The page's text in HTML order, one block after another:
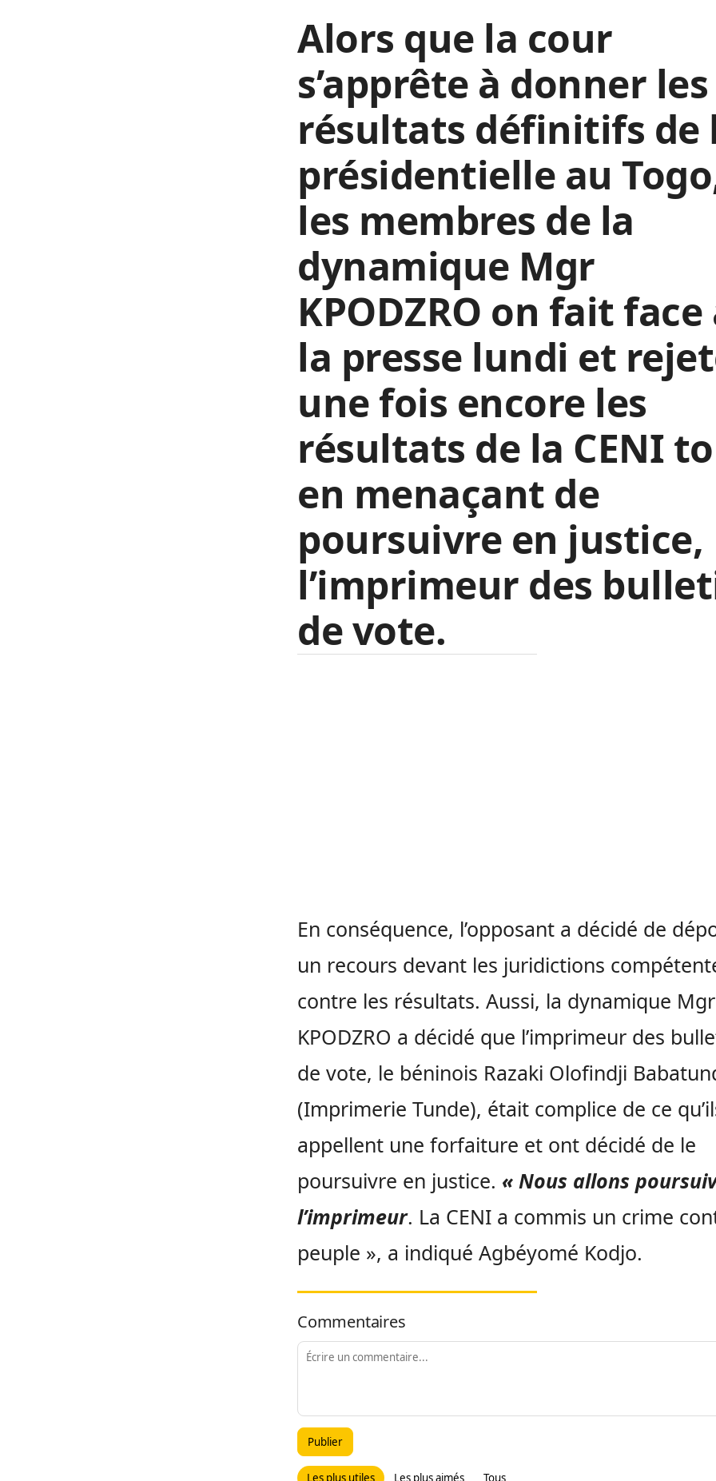
Alors que la cour
s’apprête à donner les
résultats définitifs de
présidentielle au
les membres de la
dynamique Mgr
KPODZRO on fait face
la presse lundi et
une fois encore les
résultats de la CENI
en menaçant de
poursuivre en justice,
l’imprimeur des
de vote.
En conséquence, l’opposant a décidé de
un recours devant les juridictions
contre les résultats. Aussi, la dynamique Mgr
KPODZRO a décidé que l’imprimeur des
de vote, le béninois Razaki Olofindji
(Imprimerie Tunde), était complice de ce
appellent une forfaiture et ont décidé de le
poursuivre en justice. « Nous allons
l’imprimeur. La CENI a commis un crime
peuple », a indiqué Agbéyomé Kodjo.
Commentaires
Publier
Les plus utiles Les plus aimés Tous